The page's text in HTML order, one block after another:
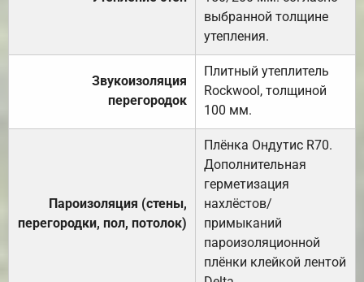
выбранной толщине
утепления.
Звукоизоляция
перегородок
Плитный утеплитель
Rockwool, толщиной
100 мм.
Пароизоляция (стены,
перегородки, пол, потолок)
Плёнка Ондутис R70.
Дополнительная
герметизация
нахлёстов/
примыканий
пароизоляционной
плёнки клейкой лентой